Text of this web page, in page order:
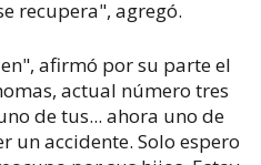
recupera", agregó.
afirmó por su parte el
actual número tres
de tus... ahora uno de
un accidente. Solo espero